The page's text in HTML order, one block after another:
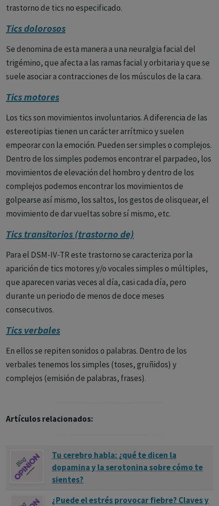
trastorno de tics no especificado.
Tics dolorosos
Se denomina de esta manera a una neuralgia facial del
trigémino, que afecta a las ramas facial y orbitaria y que se
suele asociar a contracciones de los músculos de la cara.
Tics motores
Los tics son movimientos involuntarios. A diferencia de las
estereotipias tienen un carácter arrítmico y suelen
empeorar con la emoción. Pueden ser simples o complejos.
Dentro de los simples podemos encontrar el parpadeo, los
movimientos de elevación del hombro y dentro de los
complejos podemos encontrar los movimientos de
golpearse así mismo, los saltos, los gestos de olisquear, el
movimiento de dar vueltas sobre sí mismo, etc.
Tics transitorios (trastorno de)
Para el DSM-IV-TR este trastorno se caracteriza por la
aparición de tics motores y/o vocales simples o múltiples,
que aparecen varias veces al día, casi cada día, pero
durante un periodo de menos de doce meses
consecutivos.
Tics verbales
En ellos se repiten sonidos o palabras. Dentro de los
verbales tenemos los simples (toses, gruñidos) y
complejos (emisión de palabras, frases).
Artículos relacionados:
Tu cerebro habla: ¿qué te dicen la
dopamina y la serotonina sobre cómo te
sientes?
¿Puede el estrés provocar fiebre? Claves y